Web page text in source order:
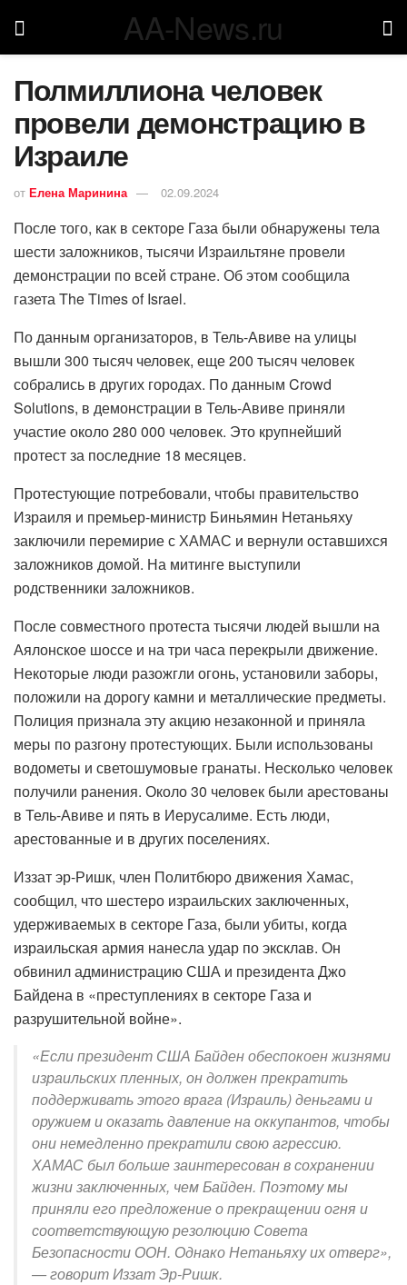
AA-News.ru
Полмиллиона человек
провели демонстрацию в
Израиле
от Елена Маринина 02.09.2024
После того, как в секторе Газа были обнаружены тела
шести заложников, тысячи Израильтяне провели
демонстрации по всей стране. Об этом сообщила
газета The Times of Israel.
По данным организаторов, в Тель-Авиве на улицы
вышли 300 тысяч человек, еще 200 тысяч человек
собрались в других городах. По данным Crowd
Solutions, в демонстрации в Тель-Авиве приняли
участие около 280 000 человек. Это крупнейший
протест за последние 18 месяцев.
Протестующие потребовали, чтобы правительство
Израиля и премьер-министр Биньямин Нетаньяху
заключили перемирие с ХАМАС и вернули оставшихся
заложников домой. На митинге выступили
родственники заложников.
После совместного протеста тысячи людей вышли на
Аялонское шоссе и на три часа перекрыли движение.
Некоторые люди разожгли огонь, установили заборы,
положили на дорогу камни и металлические предметы.
Полиция признала эту акцию незаконной и приняла
меры по разгону протестующих. Были использованы
водометы и светошумовые гранаты. Несколько человек
получили ранения. Около 30 человек были арестованы
в Тель-Авиве и пять в Иерусалиме. Есть люди,
арестованные и в других поселениях.
Иззат эр-Ришк, член Политбюро движения Хамас,
сообщил, что шестеро израильских заключенных,
удерживаемых в секторе Газа, были убиты, когда
израильская армия нанесла удар по эксклав. Он
обвинил администрацию США и президента Джо
Байдена в «преступлениях в секторе Газа и
разрушительной войне».
«Если президент США Байден обеспокоен жизнями
израильских пленных, он должен прекратить
поддерживать этого врага (Израиль) деньгами и
оружием и оказать давление на оккупантов, чтобы
они немедленно прекратили свою агрессию.
ХАМАС был больше заинтересован в сохранении
жизни заключенных, чем Байден. Поэтому мы
приняли его предложение о прекращении огня и
соответствующую резолюцию Совета
Безопасности ООН. Однако Нетаньяху их отверг»,
— говорит Иззат Эр-Ришк.